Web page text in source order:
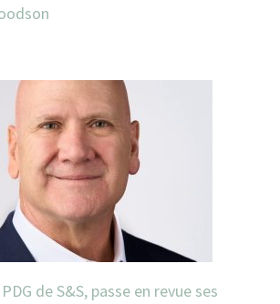
de S&S, passe en revue ses